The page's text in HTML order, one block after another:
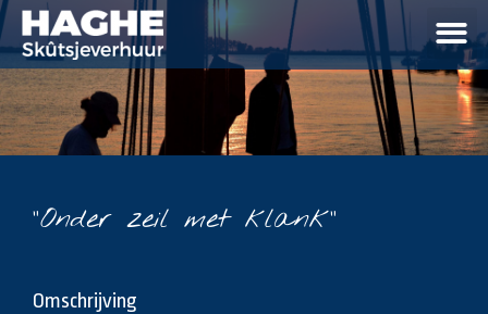
“Onder zeil met klank”
Omschrijving